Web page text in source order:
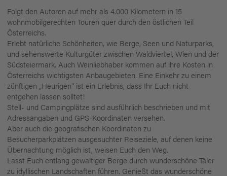
Folgt den Autoren auf mehr als 4.000 Kilometern in 15
wohnmobilgerechten Touren quer durch den östlichen Teil
Österreichs.
Erlebt natürliche Schönheiten, wie Berge, Seen und Naturparks,
und sehenswerte Kulturgüter zwischen Waldviertel, Wien und der
Südsteiermark. Auch Weinliebhaber kommen auf ihre Kosten in
Österreichs wichtigsten Anbaugebieten. Eine Einkehr zu einem
zünftigen „Heurigen“ ist ein Erlebnis, dass Ihr Euch nicht
entgehen lassen solltet!
Stell- und Campingplätze sind ausführlich beschrieben und mit
Adressangaben und GPS-Koordinaten versehen.
Aber auch die geografischen Koordinaten zu
Besucherparkplätzen ausgesuchter Reiseziele, auf denen keine
Übernachtung möglich ist, weisen Euch den Weg.
Lasst Euch entlang gewaltiger Berge durch wunderschöne Täler
zu idyllischen Landschaften führen. Genießt das wunderschöne